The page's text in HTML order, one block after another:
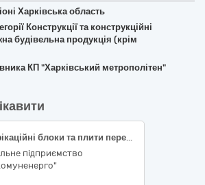
Харківська область
Конструкції та конструкційні
будівельна продукція (крім
КП "Харківський метрополітен"
Бетонні фортифікаційні блоки та плити перекриття; 44110000-4 - конструкційні матеріали за ДК 021:2015 Єдиного закупівельного словника
підприємство